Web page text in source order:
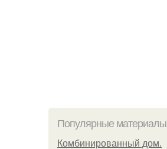
Популярные материалы
Комбинированный дом.